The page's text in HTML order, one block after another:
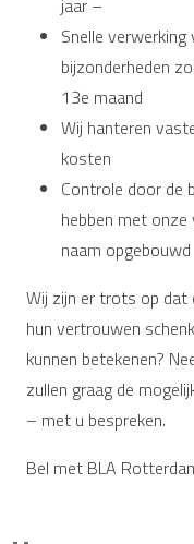
Snelle
bijzonderheden
13e maand
Wij hanteren
kosten
Controle door de
hebben met
naam opgebouwd
Wij zijn er trots op dat
hun vertrouwen
kunnen betekenen?
zullen graag de
– met u bespreken.
Bel met BLA